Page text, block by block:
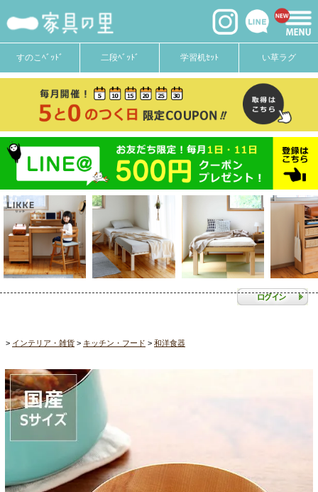
すのこﾍﾞｯﾄﾞ 二段ﾍﾞｯﾄﾞ 学習机ｾｯﾄ い草ラグ
インテリア・雑貨 キッチン・フード 和洋食器